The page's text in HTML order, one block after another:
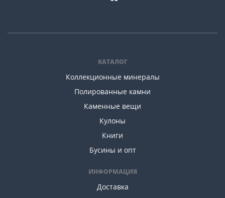
КАТАЛОГ
Коллекционные минералы
Полированные камни
Каменные вещи
Кулоны
Книги
Бусины и опт
ИНФОРМАЦИЯ
Доставка